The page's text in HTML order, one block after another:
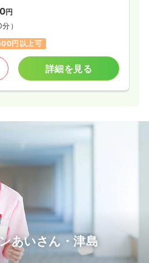
円
）
円以上可
詳細を見る
あいさん・津島